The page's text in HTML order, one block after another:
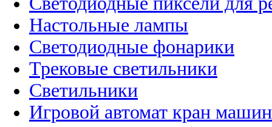
Настольные лампы
Светодиодные фонарики
Трековые светильники
Светильники
Игровой автомат кран